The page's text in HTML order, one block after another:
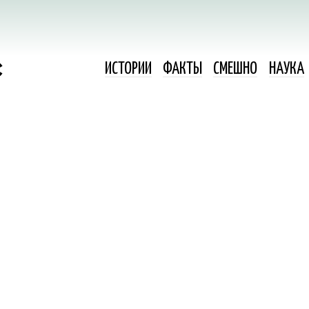
ИСТОРИИ ФАКТЫ СМЕШНО НАУКА